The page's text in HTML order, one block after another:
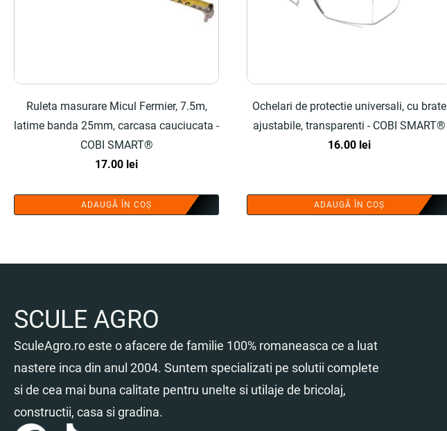
Ruleta masurare Micul Fermier, 7.5m,
latime banda 25mm, carcasa cauciucata -
COBI SMART®
17.00 lei
ADAUGĂ ÎN COȘ
Ochelari de protectie universali, cu brate
ajustabile, transparenti - COBI SMART®
16.00 lei
ADAUGĂ ÎN COȘ
SCULE AGRO
SculeAgro.ro este o afacere de familie 100% romaneasca ce a luat
nastere inca din anul 2004. Suntem specializati pe solutii complete
si de cea mai buna calitate pentru unelte si utilaje de bricolaj,
constructii, casa si gradina.